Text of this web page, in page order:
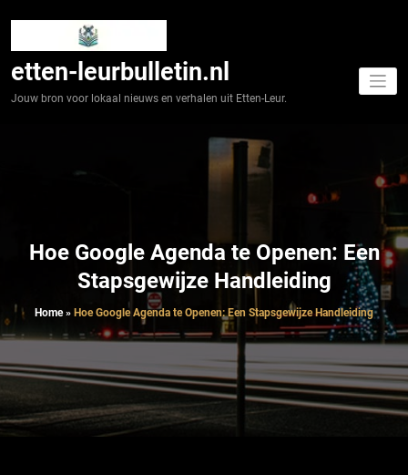
etten-leurbulletin.nl
Jouw bron voor lokaal nieuws en verhalen uit Etten-Leur.
Hoe Google Agenda te Openen: Een
Stapsgewijze Handleiding
Home» Hoe Google Agenda te Openen: Een Stapsgewijze Handleiding